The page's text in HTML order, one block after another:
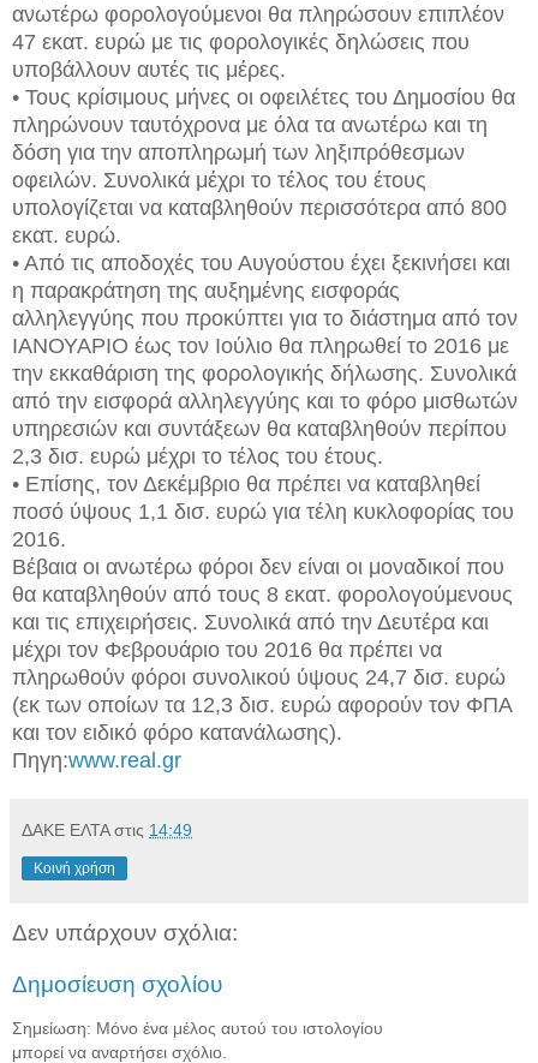
ανωτέρω φορολογούμενοι θα πληρώσουν επιπλέον
47 εκατ. ευρώ με τις φορολογικές δηλώσεις που
υποβάλλουν αυτές τις μέρες.
• Τους κρίσιμους μήνες οι οφειλέτες του Δημοσίου θα
πληρώνουν ταυτόχρονα με όλα τα ανωτέρω και τη
δόση για την αποπληρωμή των ληξιπρόθεσμων
οφειλών. Συνολικά μέχρι το τέλος του έτους
υπολογίζεται να καταβληθούν περισσότερα από 800
εκατ. ευρώ.
• Από τις αποδοχές του Αυγούστου έχει ξεκινήσει και
η παρακράτηση της αυξημένης εισφοράς
αλληλεγγύης που προκύπτει για το διάστημα από τον
ΙΑΝΟΥΑΡΙΟ έως τον Ιούλιο θα πληρωθεί το 2016 με
την εκκαθάριση της φορολογικής δήλωσης. Συνολικά
από την εισφορά αλληλεγγύης και το φόρο μισθωτών
υπηρεσιών και συντάξεων θα καταβληθούν περίπου
2,3 δισ. ευρώ μέχρι το τέλος του έτους.
• Επίσης, τον Δεκέμβριο θα πρέπει να καταβληθεί
ποσό ύψους 1,1 δισ. ευρώ για τέλη κυκλοφορίας του
2016.
Βέβαια οι ανωτέρω φόροι δεν είναι οι μοναδικοί που
θα καταβληθούν από τους 8 εκατ. φορολογούμενους
και τις επιχειρήσεις. Συνολικά από την Δευτέρα και
μέχρι τον Φεβρουάριο του 2016 θα πρέπει να
πληρωθούν φόροι συνολικού ύψους 24,7 δισ. ευρώ
(εκ των οποίων τα 12,3 δισ. ευρώ αφορούν τον ΦΠΑ
και τον ειδικό φόρο κατανάλωσης).
Πηγη:www.real.gr
ΔΑΚΕ ΕΛΤΑ στις 14:49
Κοινή χρήση
Δεν υπάρχουν σχόλια:
Δημοσίευση σχολίου
Σημείωση: Μόνο ένα μέλος αυτού του ιστολογίου
μπορεί να αναρτήσει σχόλιο.